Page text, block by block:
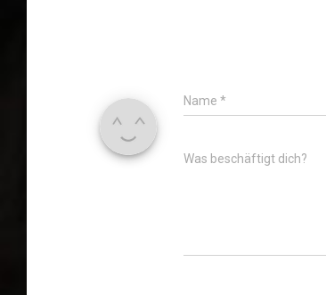
Name *
Was beschäftigt dich?